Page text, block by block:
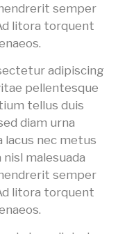
semper
litora torquent
adipiscing
pellentesque
tellus duis
diam urna
lacus nec metus
malesuada
semper
litora torquent